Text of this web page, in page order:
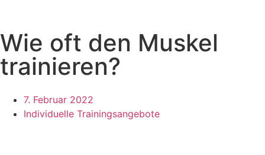
Wie oft den Muskel
trainieren?
7. Februar 2022
Individuelle Trainingsangebote